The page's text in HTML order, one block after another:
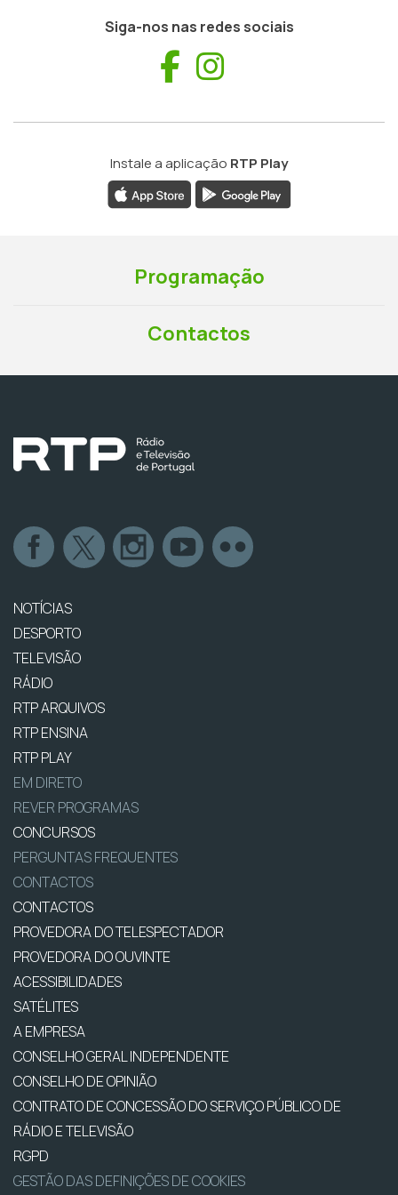
Siga-nos nas redes sociais
Facebook
Instale a aplicação RTP Play
Programação
Contactos
NOTÍCIAS
DESPORTO
TELEVISÃO
RÁDIO
RTP ARQUIVOS
RTP ENSINA
RTP PLAY
EM DIRETO
REVER PROGRAMAS
CONCURSOS
PERGUNTAS FREQUENTES
CONTACTOS
CONTACTOS
PROVEDORA DO TELESPECTADOR
PROVEDORA DO OUVINTE
ACESSIBILIDADES
SATÉLITES
A EMPRESA
CONSELHO GERAL INDEPENDENTE
CONSELHO DE OPINIÃO
CONTRATO DE CONCESSÃO DO SERVIÇO PÚBLICO DE
RÁDIO E TELEVISÃO
RGPD
GESTÃO DAS DEFINIÇÕES DE COOKIES